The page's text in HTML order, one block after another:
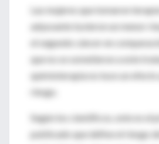
Las mujeres que tomaron
adyuvante tuvieron un menor
el segundo cáncer en
que no se sometieron a este
quimioterapia no tuvo un efecto
riesgo.
Según los científicos, este es el
publicado que define el riesgo